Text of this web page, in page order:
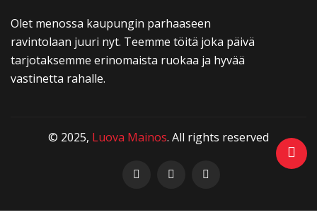
Olet menossa kaupungin parhaaseen
ravintolaan juuri nyt. Teemme töitä joka päivä
tarjotaksemme erinomaista ruokaa ja hyvää
vastinetta rahalle.
© 2025, Luova Mainos. All rights reserved